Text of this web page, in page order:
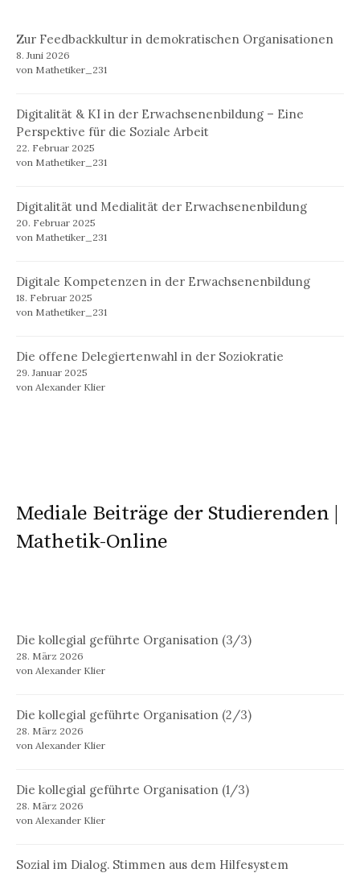
Zur Feedbackkultur in demokratischen Organisationen
8. Juni 2026
von Mathetiker_231
Digitalität & KI in der Erwachsenenbildung – Eine
Perspektive für die Soziale Arbeit
22. Februar 2025
von Mathetiker_231
Digitalität und Medialität der Erwachsenenbildung
20. Februar 2025
von Mathetiker_231
Digitale Kompetenzen in der Erwachsenenbildung
18. Februar 2025
von Mathetiker_231
Die offene Delegiertenwahl in der Soziokratie
29. Januar 2025
von Alexander Klier
Mediale Beiträge der Studierenden |
Mathetik-Online
Die kollegial geführte Organisation (3/3)
28. März 2026
von Alexander Klier
Die kollegial geführte Organisation (2/3)
28. März 2026
von Alexander Klier
Die kollegial geführte Organisation (1/3)
28. März 2026
von Alexander Klier
Sozial im Dialog. Stimmen aus dem Hilfesystem